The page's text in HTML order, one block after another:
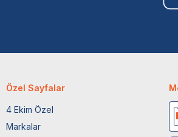
Özel Sayfalar
4 Ekim Özel
Markalar